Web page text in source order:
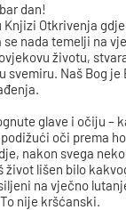
dan!
Otkrivenja
nada temelji na
životu,
svemiru. Naš Bog je
glave i očiju –
oči prema
nakon svega
život lišen bilo
na vječno
nije kršćanski.